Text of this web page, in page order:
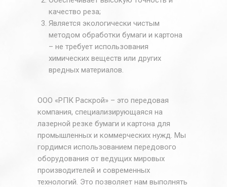
ООО «РПК Раскрой» – это передовая
компания, специализирующаяся на
лазерной резке бумаги и картона для
промышленных и коммерческих нужд. Мы
гордимся использованием передового
оборудования от ведущих мировых
производителей и современных
технологий. Это позволяет нам выполнять
качество реза;
Является экологически чистым
методом обработки бумаги и картона
– не требует использования
химических веществ или других
вредных материалов.
Стоимость лазерной резки
бумаги и картона за метр